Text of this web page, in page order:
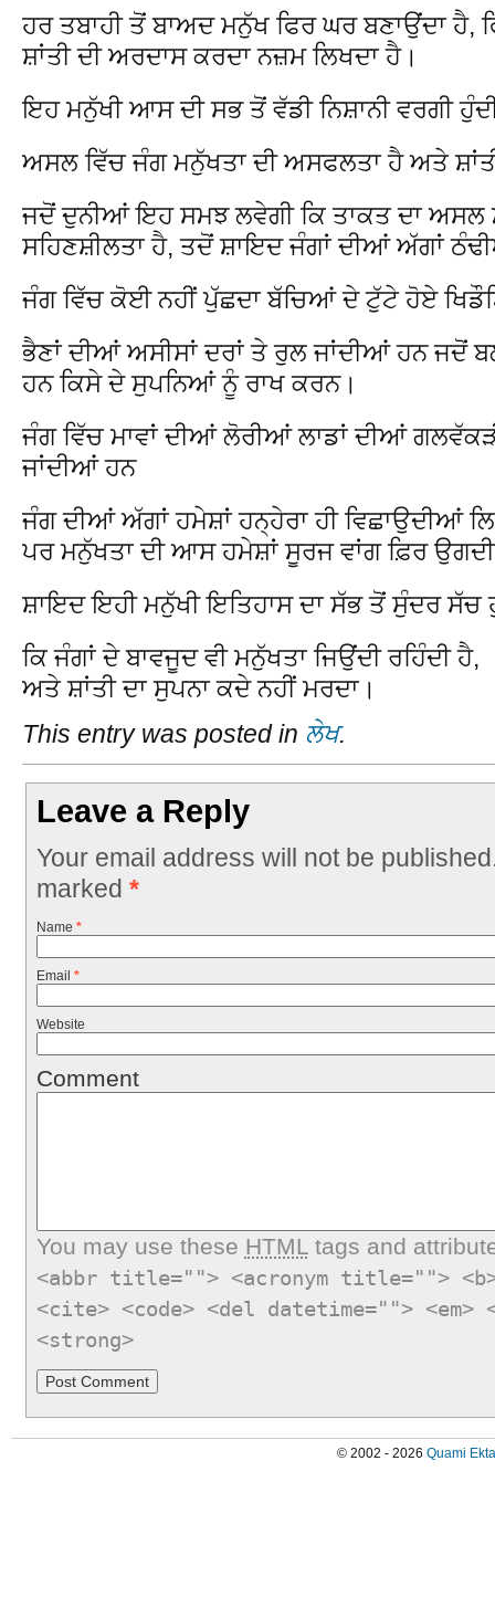
ਹਰ ਤਬਾਹੀ ਤੋਂ ਬਾਅਦ ਮਨੁੱਖ ਫਿਰ ਘਰ ਬਣਾਉਂਦਾ ਹੈ,
ਸ਼ਾਂਤੀ ਦੀ ਅਰਦਾਸ ਕਰਦਾ ਨਜ਼ਮ ਲਿਖਦਾ ਹੈ।
ਇਹ ਮਨੁੱਖੀ ਆਸ ਦੀ ਸਭ ਤੋਂ ਵੱਡੀ ਨਿਸ਼ਾਨੀ ਵਰਗੀ
ਅਸਲ ਵਿੱਚ ਜੰਗ ਮਨੁੱਖਤਾ ਦੀ ਅਸਫਲਤਾ ਹੈ ਅਤੇ
ਜਦੋਂ ਦੁਨੀਆਂ ਇਹ ਸਮਝ ਲਵੇਗੀ ਕਿ ਤਾਕਤ ਦਾ ਅਸਲ
ਸਹਿਣਸ਼ੀਲਤਾ ਹੈ, ਤਦੋਂ ਸ਼ਾਇਦ ਜੰਗਾਂ ਦੀਆਂ ਅੱਗਾਂ
ਜੰਗ ਵਿੱਚ ਕੋਈ ਨਹੀਂ ਪੁੱਛਦਾ ਬੱਚਿਆਂ ਦੇ ਟੁੱਟੇ ਹੋਏ
ਭੈਣਾਂ ਦੀਆਂ ਅਸੀਸਾਂ ਦਰਾਂ ਤੇ ਰੁਲ ਜਾਂਦੀਆਂ ਹਨ ਜਦੋਂ
ਹਨ ਕਿਸੇ ਦੇ ਸੁਪਨਿਆਂ ਨੂੰ ਰਾਖ ਕਰਨ।
ਜੰਗ ਵਿੱਚ ਮਾਵਾਂ ਦੀਆਂ ਲੋਰੀਆਂ ਲਾਡਾਂ ਦੀਆਂ
ਜਾਂਦੀਆਂ ਹਨ
ਜੰਗ ਦੀਆਂ ਅੱਗਾਂ ਹਮੇਸ਼ਾਂ ਹਨ੍ਹੇਰਾ ਹੀ ਵਿਛਾਉਦੀਆਂ
ਪਰ ਮਨੁੱਖਤਾ ਦੀ ਆਸ ਹਮੇਸ਼ਾਂ ਸੂਰਜ ਵਾਂਗ ਫ਼ਿਰ
ਸ਼ਾਇਦ ਇਹੀ ਮਨੁੱਖੀ ਇਤਿਹਾਸ ਦਾ ਸੱਭ ਤੋਂ ਸੁੰਦਰ ਸੱਚ
ਕਿ ਜੰਗਾਂ ਦੇ ਬਾਵਜੂਦ ਵੀ ਮਨੁੱਖਤਾ ਜਿਉਂਦੀ ਰਹਿੰਦੀ ਹੈ,
ਅਤੇ ਸ਼ਾਂਤੀ ਦਾ ਸੁਪਨਾ ਕਦੇ ਨਹੀਂ ਮਰਦਾ।
This entry was posted in ਲੇਖ.
Leave a Reply
Your email address will not be
marked *
Name *
Email *
Website
Comment
You may use these HTMLtags and
<abbr title=""> <acronym title="">
<cite> <code> <del datetime="">
<strong>
© 2002 - 2026 Quami